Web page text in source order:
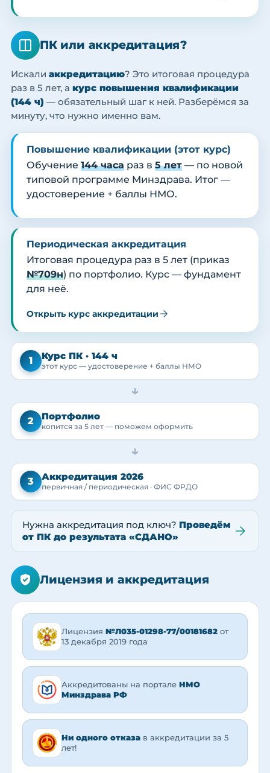
ПК или аккредитация?
Искали аккредитацию? Это итоговая процедура
раз в 5 лет, а курс повышения квалификации
(144 ч) — обязательный шаг к ней. Разберёмся за
минуту, что нужно именно вам.
Повышение квалификации (этот курс)
Обучение 144 часа раз в 5 лет — по новой
типовой программе Минздрава. Итог —
удостоверение + баллы НМО.
Периодическая аккредитация
Итоговая процедура раз в 5 лет (приказ
№709н) по портфолио. Курс — фундамент
для неё.
Открыть курс аккредитации
1 Курс ПК · 144 ч
этот курс — удостоверение + баллы НМО
→
2 Портфолио
копится за 5 лет — поможем оформить
→
3 Аккредитация 2026
первичная / периодическая · ФИС ФРДО
Нужна аккредитация под ключ? Проведём
от ПК до результата «СДАНО»
Лицензия и аккредитация
Лицензия №Л035-01298-77/00181682 от
13 декабря 2019 года
Аккредитованы на портале НМО
Минздрава РФ
Ни одного отказа в аккредитации за 5
лет!